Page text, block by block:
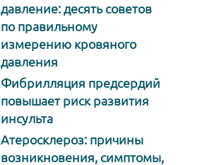
давление: десять советов
по правильному
измерению кровяного
давления
Фибрилляция предсердий
повышает риск развития
инсульта
Атеросклероз: причины
возникновения, симптомы,